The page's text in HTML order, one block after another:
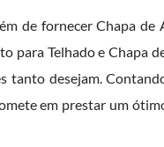
de fornecer Chapa de
para Telhado e Chapa
tanto desejam.
em prestar um